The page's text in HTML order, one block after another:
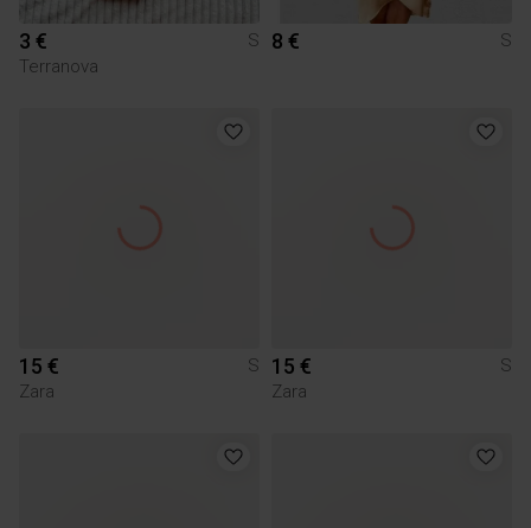
3 €
S
Terranova
8 € S
15 €
S
Zara
15 €
S
Zara